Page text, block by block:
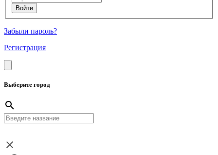
Забыли пароль?
Регистрация
Выберите город